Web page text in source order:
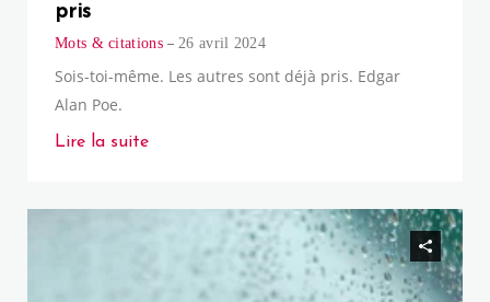
pris
Mots & citations 26 avril 2024
Sois-toi-même. Les autres sont déjà pris. Edgar
Alan Poe.
Lire la suite